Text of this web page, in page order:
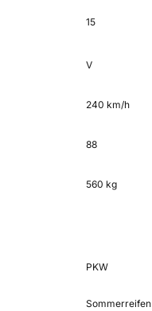
15
V
240 km/h
88
560 kg
PKW
Sommerreifen